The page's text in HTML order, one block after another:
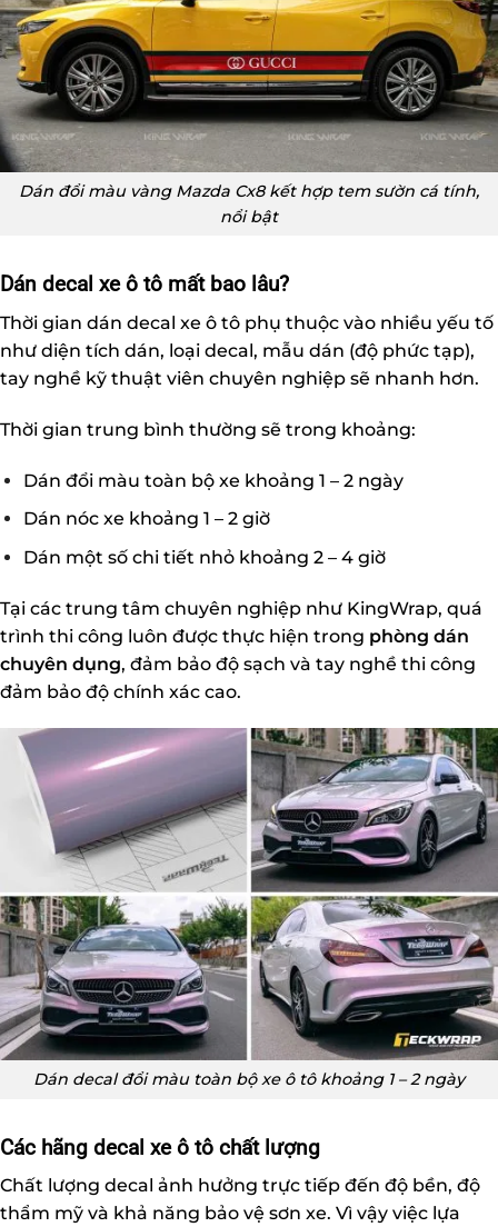
Dán đổi màu vàng Mazda Cx8 kết hợp tem sườn cá tính,
nổi bật
Dán decal xe ô tô mất bao lâu?
Thời gian dán decal xe ô tô phụ thuộc vào nhiều yếu tố
như diện tích dán, loại decal, mẫu dán (độ phức tạp),
tay nghề kỹ thuật viên chuyên nghiệp sẽ nhanh hơn.
Thời gian trung bình thường sẽ trong khoảng:
Dán đổi màu toàn bộ xe khoảng 1 – 2 ngày
Dán nóc xe khoảng 1 – 2 giờ
Dán một số chi tiết nhỏ khoảng 2 – 4 giờ
Tại các trung tâm chuyên nghiệp như KingWrap, quá
trình thi công luôn được thực hiện trong phòng dán
chuyên dụng, đảm bảo độ sạch và tay nghề thi công
đảm bảo độ chính xác cao.
Dán decal đổi màu toàn bộ xe ô tô khoảng 1 – 2 ngày
Các hãng decal xe ô tô chất lượng
Chất lượng decal ảnh hưởng trực tiếp đến độ bền, độ
thẩm mỹ và khả năng bảo vệ sơn xe. Vì vậy việc lựa